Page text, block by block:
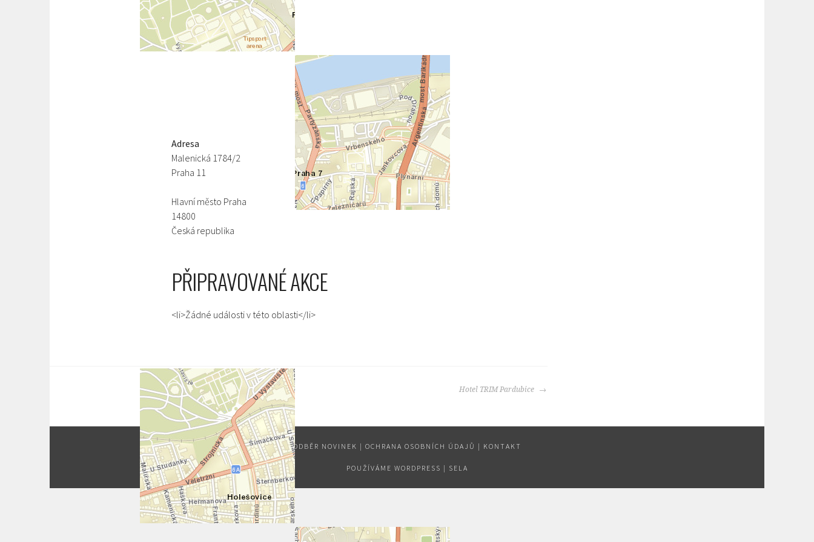
Adresa
Malenická 1784/2
Praha 11
Hlavní město Praha
14800
Česká republika
PŘIPRAVOVANÉ AKCE
<li>Žádné události v této oblasti</li>
POST
NAVIGATION
Dům odborových svazů Praha Hotel TRIM Pardubice
ODBĚR NOVINEK | OCHRANA OSOBNÍCH ÚDAJŮ | KONTAKT
POUŽÍVÁME WORDPRESS | SELA